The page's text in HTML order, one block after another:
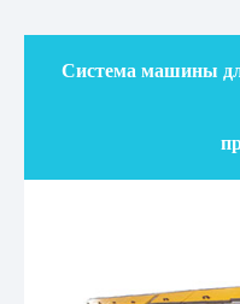
Система машины